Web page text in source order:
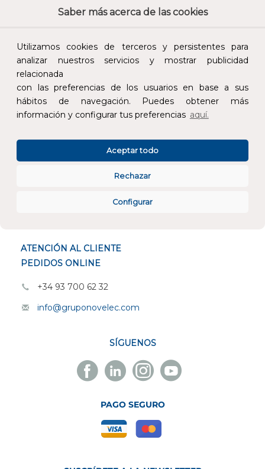
Saber más acerca de las cookies
Utilizamos cookies de terceros y persistentes para
analizar nuestros servicios y mostrar publicidad
relacionada
con las preferencias de los usuarios en base a sus
hábitos de navegación. Puedes obtener más
información y configurar tus preferencias aquí.
Configurar
Rechazar
Aceptar todo
Atención al cliente
ATENCIÓN AL CLIENTE
PEDIDOS ONLINE
+34 93 700 62 32
info@gruponovelec.com
SÍGUENOS
Facebook
Novelec
Linkedin
Novelec
Instagram
Novelec
Youtube
Novelec
PAGO SEGURO